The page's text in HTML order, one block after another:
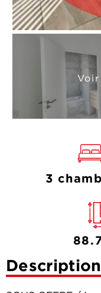
3
Description